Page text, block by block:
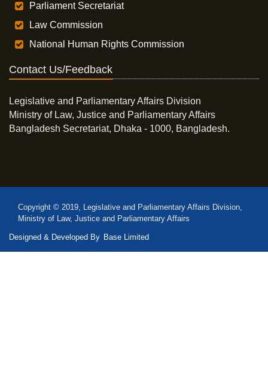
Parliament Secretariat
Law Commission
National Human Rights Commission
Contact Us/Feedback
Legislative and Parliamentary Affairs Division
Ministry of Law, Justice and Parliamentary Affairs
Bangladesh Secretariat, Dhaka - 1000, Bangladesh.
Copyright © 2019, Legislative and Parliamentary Affairs Division,
Ministry of Law, Justice and Parliamentary Affairs
Designed & Developed By Base Limited